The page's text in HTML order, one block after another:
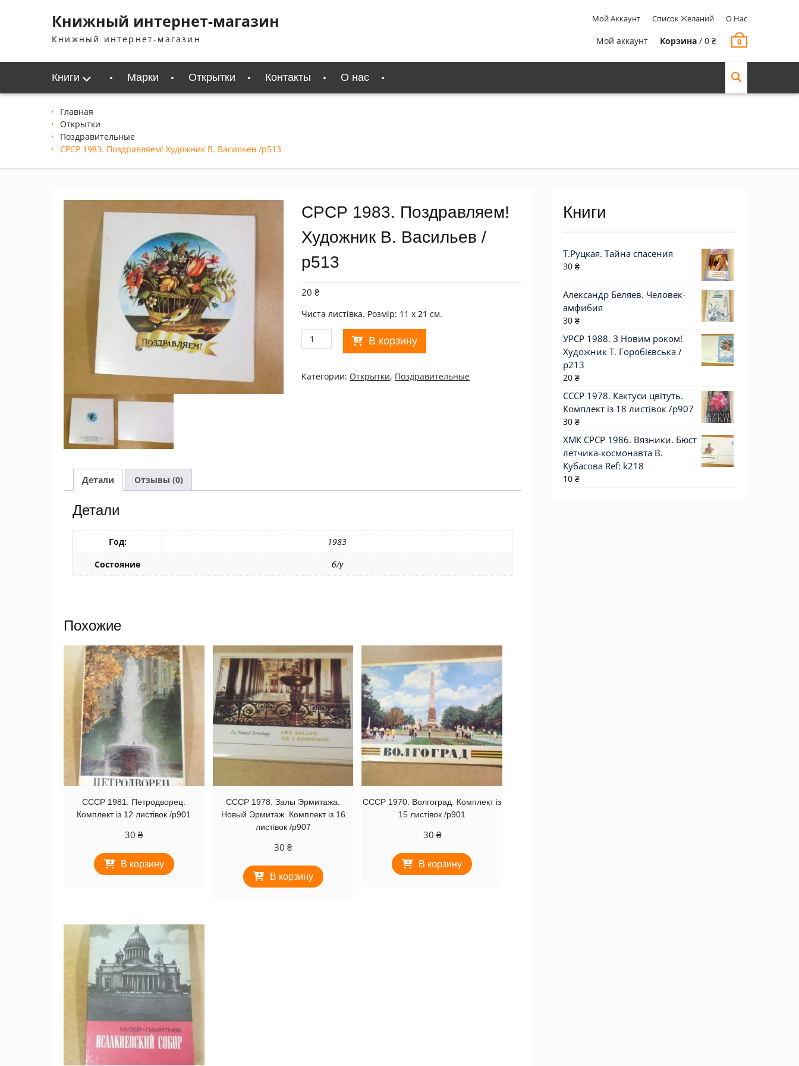
содержимомуКнижный интернет-магазин
Книжный интернет-магазин
Мой Аккаунт Список Желаний О Нас
Мой аккаунт Корзина / 0 ₴ 0
Книги Марки Открытки Контакты О нас
Главная
Открытки
Поздравительные
СРСР 1983. Поздравляем! Художник В. Васильев /р513
СРСР 1983. Поздравляем!
Художник В. Васильев /
р513
20₴
Чиста листівка. Розмір: 11 х 21 см.
Количество
товара
1983.
Поздравляем!
В корзину
Категории: Открытки, Поздравительные
Детали Отзывы (0)
Детали
Год:
1983
Состояние
б/у
Похожие
СССР 1981. Петродворец.
Комплект із 12 листівок /р901
30₴
В корзину
СССР 1978. Залы Эрмитажа.
Новый Эрмитаж. Комплект із 16
листівок /р907
30 ₴
В корзину
СССР 1970. Волгоград. Комплект із
15 листівок /р901
30 ₴
В корзину
Книги
Т.Руцкая. Тайна спасения
30 ₴
Александр Беляев. Человек-
амфибия
30 ₴
УРСР 1988. З Новим роком!
Художник Т. Горобієвська /
р213
20 ₴
СССР 1978. Кактуси цвітуть.
Комплект із 18 листівок /р907
30 ₴
ХМК СРСР 1986. Вязники. Бюст
летчика-космонавта В.
Кубасова Ref: k218
10 ₴